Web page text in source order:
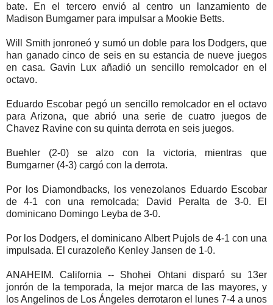
bate. En el tercero envió al centro un lanzamiento de
Madison Bumgarner para impulsar a Mookie Betts.
Will Smith jonroneó y sumó un doble para los Dodgers, que
han ganado cinco de seis en su estancia de nueve juegos
en casa. Gavin Lux añadió un sencillo remolcador en el
octavo.
Eduardo Escobar pegó un sencillo remolcador en el octavo
para Arizona, que abrió una serie de cuatro juegos de
Chavez Ravine con su quinta derrota en seis juegos.
Buehler (2-0) se alzo con la victoria, mientras que
Bumgarner (4-3) cargó con la derrota.
Por los Diamondbacks, los venezolanos Eduardo Escobar
de 4-1 con una remolcada; David Peralta de 3-0. El
dominicano Domingo Leyba de 3-0.
Por los Dodgers, el dominicano Albert Pujols de 4-1 con una
impulsada. El curazoleño Kenley Jansen de 1-0.
ANAHEIM. California -- Shohei Ohtani disparó su 13er
jonrón de la temporada, la mejor marca de las mayores, y
los Angelinos de Los Ángeles derrotaron el lunes 7-4 a unos